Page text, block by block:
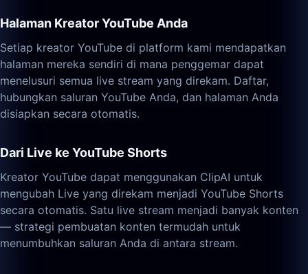
Halaman Kreator YouTube Anda
Setiap kreator YouTube di platform kami mendapatkan
halaman mereka sendiri di mana penggemar dapat
menelusuri semua live stream yang direkam. Daftar,
hubungkan saluran YouTube Anda, dan halaman Anda
disiapkan secara otomatis.
Dari Live ke YouTube Shorts
Kreator YouTube dapat menggunakan ClipAI untuk
mengubah Live yang direkam menjadi YouTube Shorts
secara otomatis. Satu live stream menjadi banyak konten
— strategi pembuatan konten termudah untuk
menumbuhkan saluran Anda di antara stream.